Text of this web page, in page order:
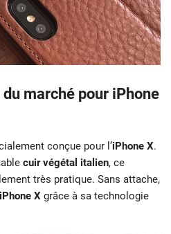
marché pour iPhone
conçue pour l’iPhone X.
cuir végétal italien, ce
très pratique. Sans attache,
iPhone X grâce à sa technologie